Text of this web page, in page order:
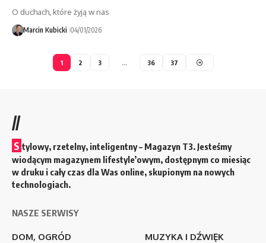
O duchach, które żyją w nas
Marcin Kubicki 04/01/2026
1 2 3 36 37
//
S tylowy, rzetelny, inteligentny – Magazyn T3. Jesteśmy
wiodącym magazynem lifestyle’owym, dostępnym co miesiąc
w druku i cały czas dla Was online, skupionym na nowych
technologiach.
NASZE SERWISY
DOM, OGRÓD
MUZYKA I DŹWIĘK